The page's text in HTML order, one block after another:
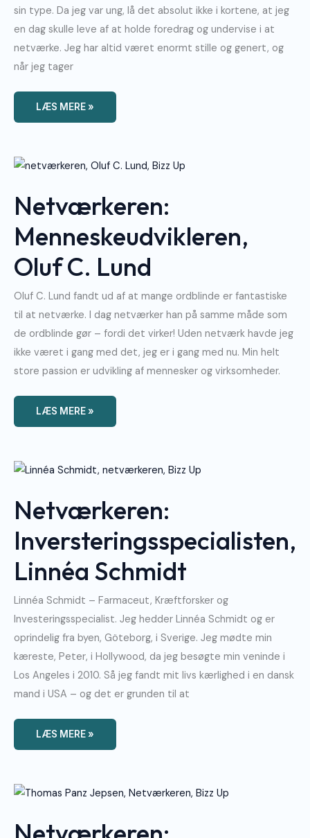
sin type. Da jeg var ung, lå det absolut ikke i kortene, at jeg
en dag skulle leve af at holde foredrag og undervise i at
netværke. Jeg har altid været enormt stille og genert, og
når jeg tager
LÆS MERE »
Netværkeren:
Menneskeudvikleren,
Oluf C. Lund
Oluf C. Lund fandt ud af at mange ordblinde er fantastiske
til at netværke. I dag netværker han på samme måde som
de ordblinde gør – fordi det virker! Uden netværk havde jeg
ikke været i gang med det, jeg er i gang med nu. Min helt
store passion er udvikling af mennesker og virksomheder.
Netværkeren:
Menneskeudvikleren,
Lund
LÆS MERE »
Netværkeren:
Inversteringsspecialisten,
Linnéa Schmidt
Linnéa Schmidt – Farmaceut, Kræftforsker og
Investeringsspecialist. Jeg hedder Linnéa Schmidt og er
oprindelig fra byen, Göteborg, i Sverige. Jeg mødte min
kæreste, Peter, i Hollywood, da jeg besøgte min veninde i
Los Angeles i 2010. Så jeg fandt mit livs kærlighed i en dansk
mand i USA – og det er grunden til at
Netværkeren:
Inversteringsspecialisten,
LÆS MERE »
Netværkeren:
Oplevelsesnetværken,
Jepsen